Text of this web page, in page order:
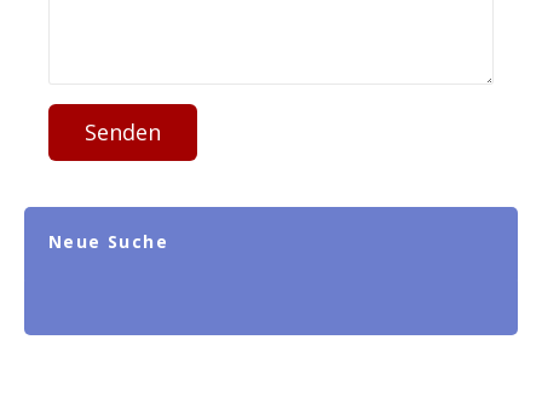
Senden
Neue Suche